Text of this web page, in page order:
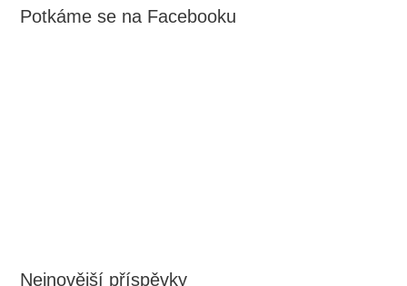
Potkáme se na Facebooku
Nejnovější příspěvky